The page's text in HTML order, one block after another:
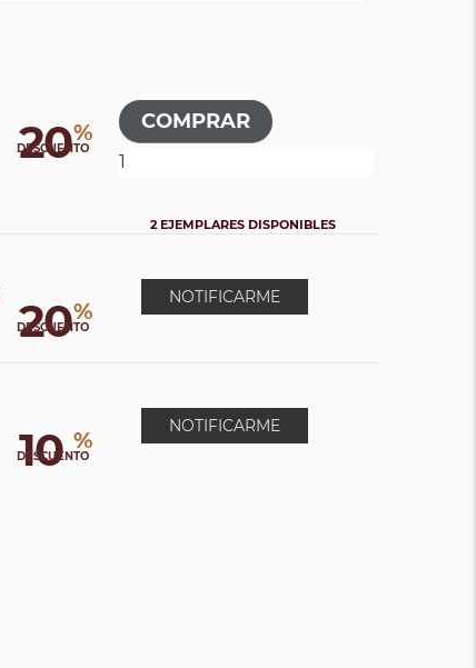
20%
DESCUENTO
2 EJEMPLARES DISPONIBLES
20%
DESCUENTO
NOTIFICARME
10 %
DESCUENTO
NOTIFICARME